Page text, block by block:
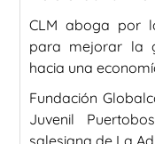
CLM aboga por
para mejorar la
hacia una
Fundación
Juvenil
salesiana de La